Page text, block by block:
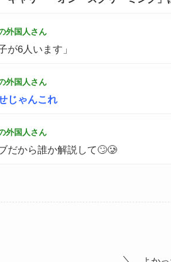
外国人さん
が6人います」
外国人さん
じゃんこれ
外国人さん
だから誰か解説して🙄🥲